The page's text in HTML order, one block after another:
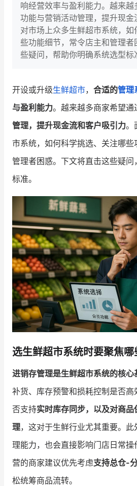
增长产品指南
智库 产品场
产品更新动态 帮助中
品牌消费观
新零售资讯
培训课程
增长俱乐部
增长俱乐部 有赞商
商家社区 社群交
合作共进
入驻有赞 认证代
认证服务商 设计服
响经营效率与盈利能力。越来越
功能与营销活动管理，提升现金
对市场上众多生鲜超市系统，
些功能细节，常令店主和管理者
些疑问，帮助你明确系统选型标
开设或升级生鲜超市， 合适的管理
与盈利能力。越来越多商家希望通
管理，提升现金流和客户吸引力。
市系统，如何科学挑选、关注哪
管理者困惑。下文将直击这些疑
标准。
选生鲜超市系统时要聚焦哪
进销存管理是生鲜超市系统的核心
补货、库存预警和损耗控制是否
否支持实时库存同步，以及对商
理，这对于生鲜行业尤其重要。
理能力，也会直接影响门店日常
营的商家建议优先考虑支持总仓-
松统筹商品流转。